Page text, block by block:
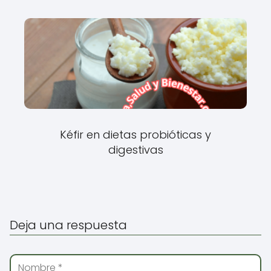
Kéfir en dietas probióticas y
digestivas
Deja una respuesta